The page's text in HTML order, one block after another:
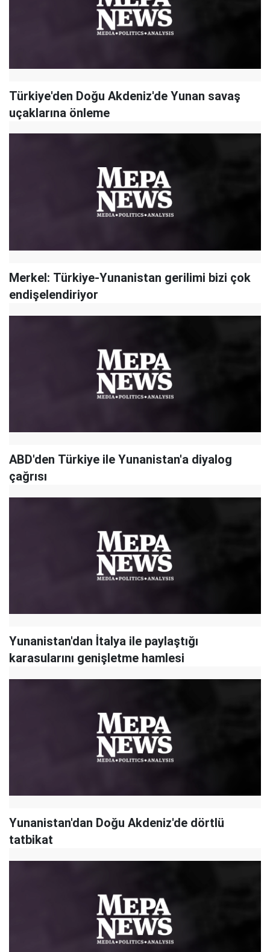
Türkiye'den Doğu Akdeniz'de Yunan savaş
uçaklarına önleme
Merkel: Türkiye-Yunanistan gerilimi bizi çok
endişelendiriyor
ABD'den Türkiye ile Yunanistan'a diyalog
çağrısı
Yunanistan'dan İtalya ile paylaştığı
karasularını genişletme hamlesi
Yunanistan'dan Doğu Akdeniz'de dörtlü
tatbikat